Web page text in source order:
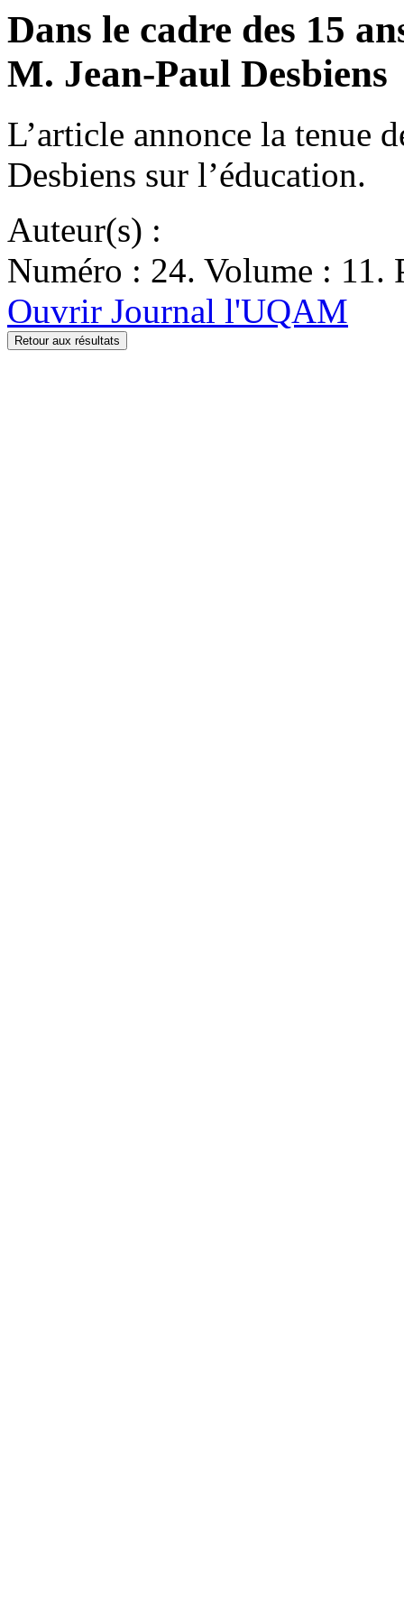
Dans le cadre des 15
M. Jean-Paul Desbiens
L’article annonce la tenue
Desbiens sur l’éducation.
Auteur(s) :
Numéro : 24. Volume : 11.
Ouvrir Journal l'UQAM
Retour aux résultats